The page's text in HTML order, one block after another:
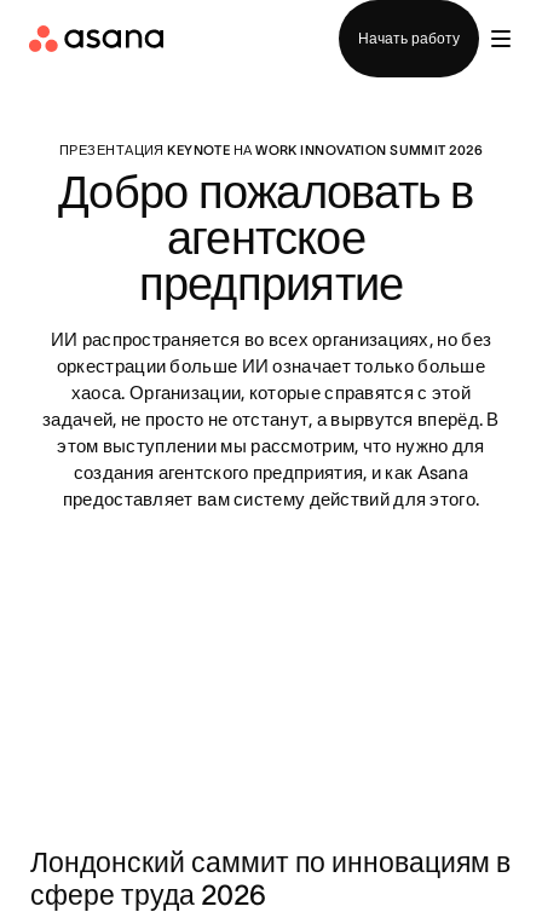
Начать работу
ПРЕЗЕНТАЦИЯ KEYNOTE НА WORK INNOVATION SUMMIT 2026
Добро пожаловать в
агентское
предприятие
ИИ распространяется во всех организациях, но без
оркестрации больше ИИ означает только больше
хаоса. Организации, которые справятся с этой
задачей, не просто не отстанут, а вырвутся вперёд. В
этом выступлении мы рассмотрим, что нужно для
создания агентского предприятия, и как Asana
предоставляет вам систему действий для этого.
Лондонский саммит по инновациям в
сфере труда 2026